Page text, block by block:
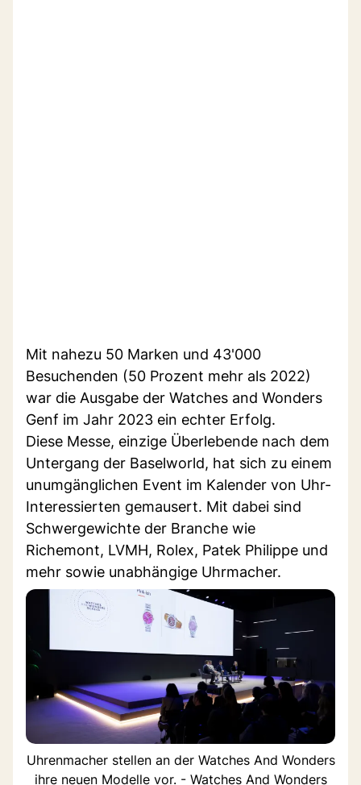
Mit nahezu 50 Marken und 43'000
Besuchenden (50 Prozent mehr als 2022)
war die Ausgabe der Watches and Wonders
Genf im Jahr 2023 ein echter Erfolg.
Diese Messe, einzige Überlebende nach dem
Untergang der Baselworld, hat sich zu einem
unumgänglichen Event im Kalender von Uhr-
Interessierten gemausert. Mit dabei sind
Schwergewichte der Branche wie
Richemont, LVMH, Rolex, Patek Philippe und
mehr sowie unabhängige Uhrmacher.
Uhrenmacher stellen an der Watches And Wonders
ihre neuen Modelle vor. - Watches And Wonders